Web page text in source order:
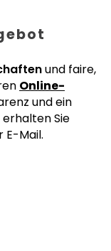
und faire,
Online-
und ein
Sie
Mail.